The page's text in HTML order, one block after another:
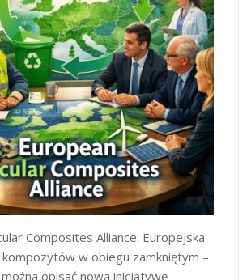
Composites Alliance: Europejska
w obiegu zamkniętym –
opisać nową inicjatywę